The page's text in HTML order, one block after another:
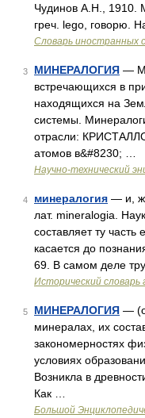
Чудинов А.Н.,
греч. lego, говорю.
Словарь иностранных
3 МИНЕРАЛОГИЯ —
встречающихся в
находящихся на
системы.
отрасли:
атомов в&#8230; …
Научно-технический
4 минералогия — и,
лат. mineralogia.
составляет ту часть
касается до
69. В самом деле
Исторический словарь
5 МИНЕРАЛОГИЯ —
минералах, их
закономерностях
условиях
Возникла в
Как …
Большой